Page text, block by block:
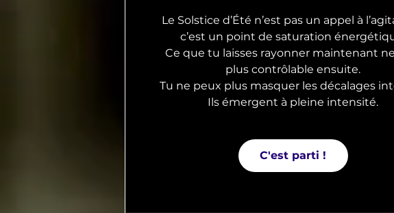
Le Solstice d’Été n’est pas un appel à
c’est un point de saturation
Ce que tu laisses rayonner maintenant
plus contrôlable ensuite.
Tu ne peux plus masquer les décalages
Ils émergent à pleine intensité.
C'est parti !